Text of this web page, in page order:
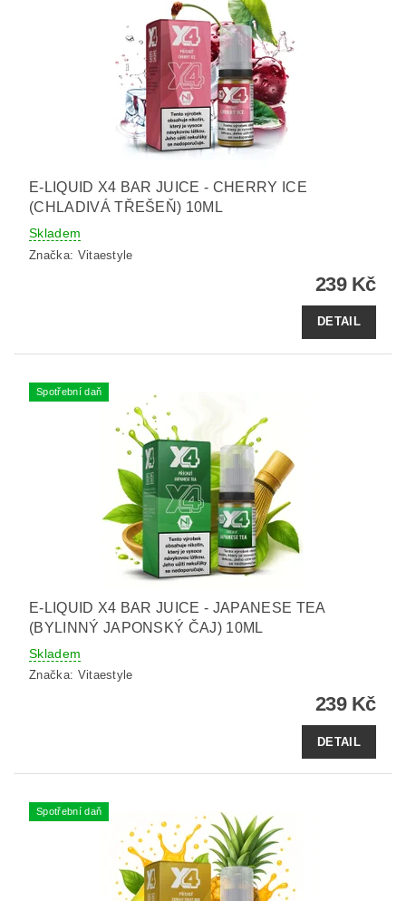
E-LIQUID X4 BAR JUICE - CHERRY ICE
(CHLADIVÁ TŘEŠEŇ) 10ML
Skladem
Značka: Vitaestyle
239 Kč
DETAIL
Spotřební daň
E-LIQUID X4 BAR JUICE - JAPANESE TEA
(BYLINNÝ JAPONSKÝ ČAJ) 10ML
Skladem
Značka: Vitaestyle
239 Kč
DETAIL
Spotřební daň